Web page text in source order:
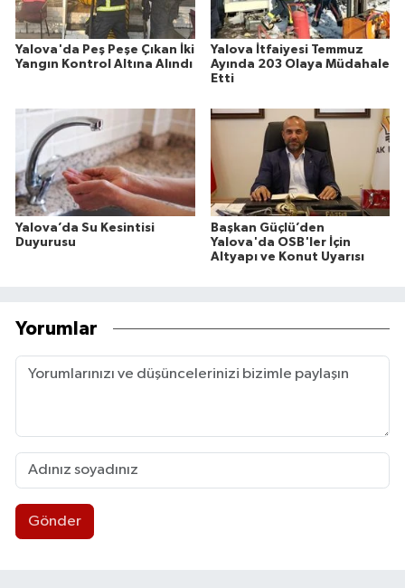
Yalova'da Peş Peşe Çıkan İki
Yangın Kontrol Altına Alındı
Yalova İtfaiyesi Temmuz
Ayında 203 Olaya Müdahale
Etti
Yalova’da Su Kesintisi
Duyurusu
Başkan Güçlü’den
Yalova'da OSB'ler İçin
Altyapı ve Konut Uyarısı
Yorumlar
Gönder